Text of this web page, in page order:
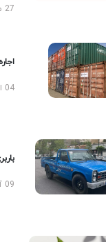
27 مرداد 1404
04 اسفند 1404
09 آبان 1403